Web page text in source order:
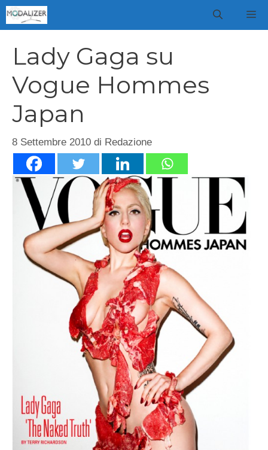
Vai
al
Lady Gaga su
Vogue Hommes
Japan
8 Settembre 2010 di Redazione